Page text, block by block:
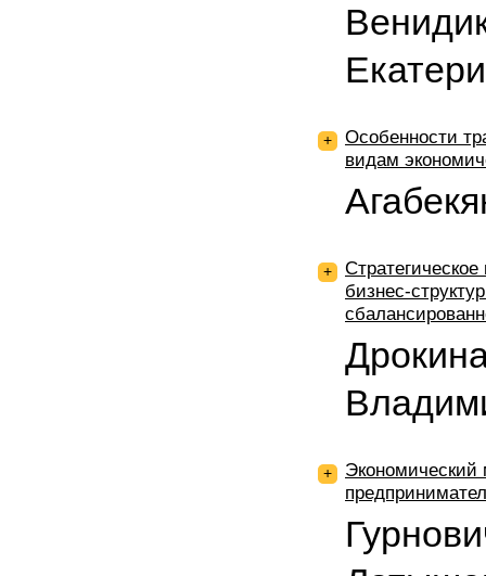
+
Особенности
видам
+
бизнес-
+
Экономический